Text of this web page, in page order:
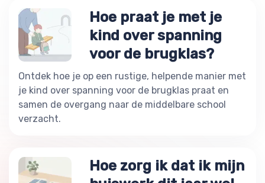
Hoe praat je met je
kind over spanning
voor de brugklas?
Ontdek hoe je op een rustige, helpende manier met
je kind over spanning voor de brugklas praat en
samen de overgang naar de middelbare school
verzacht.
Hoe zorg ik dat ik mijn